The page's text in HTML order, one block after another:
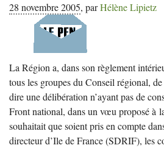
28 novembre 2005, parHélène Lipietz
La Région a, dans son règlement
tous les groupes du Conseil régional,
dire une délibération n’ayant pas de
Front national, dans un vœu proposé à
souhaitait que soient pris en compte
directeur d’Ile de France (SDRIF), les